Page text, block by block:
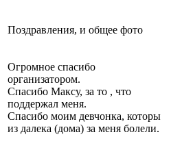
Поздравления, и общее фото
Огромное спасибо
организатором.
Спасибо Максу, за то , что
поддержал меня.
Спасибо моим девчонка, которы
из далека (дома) за меня болели.